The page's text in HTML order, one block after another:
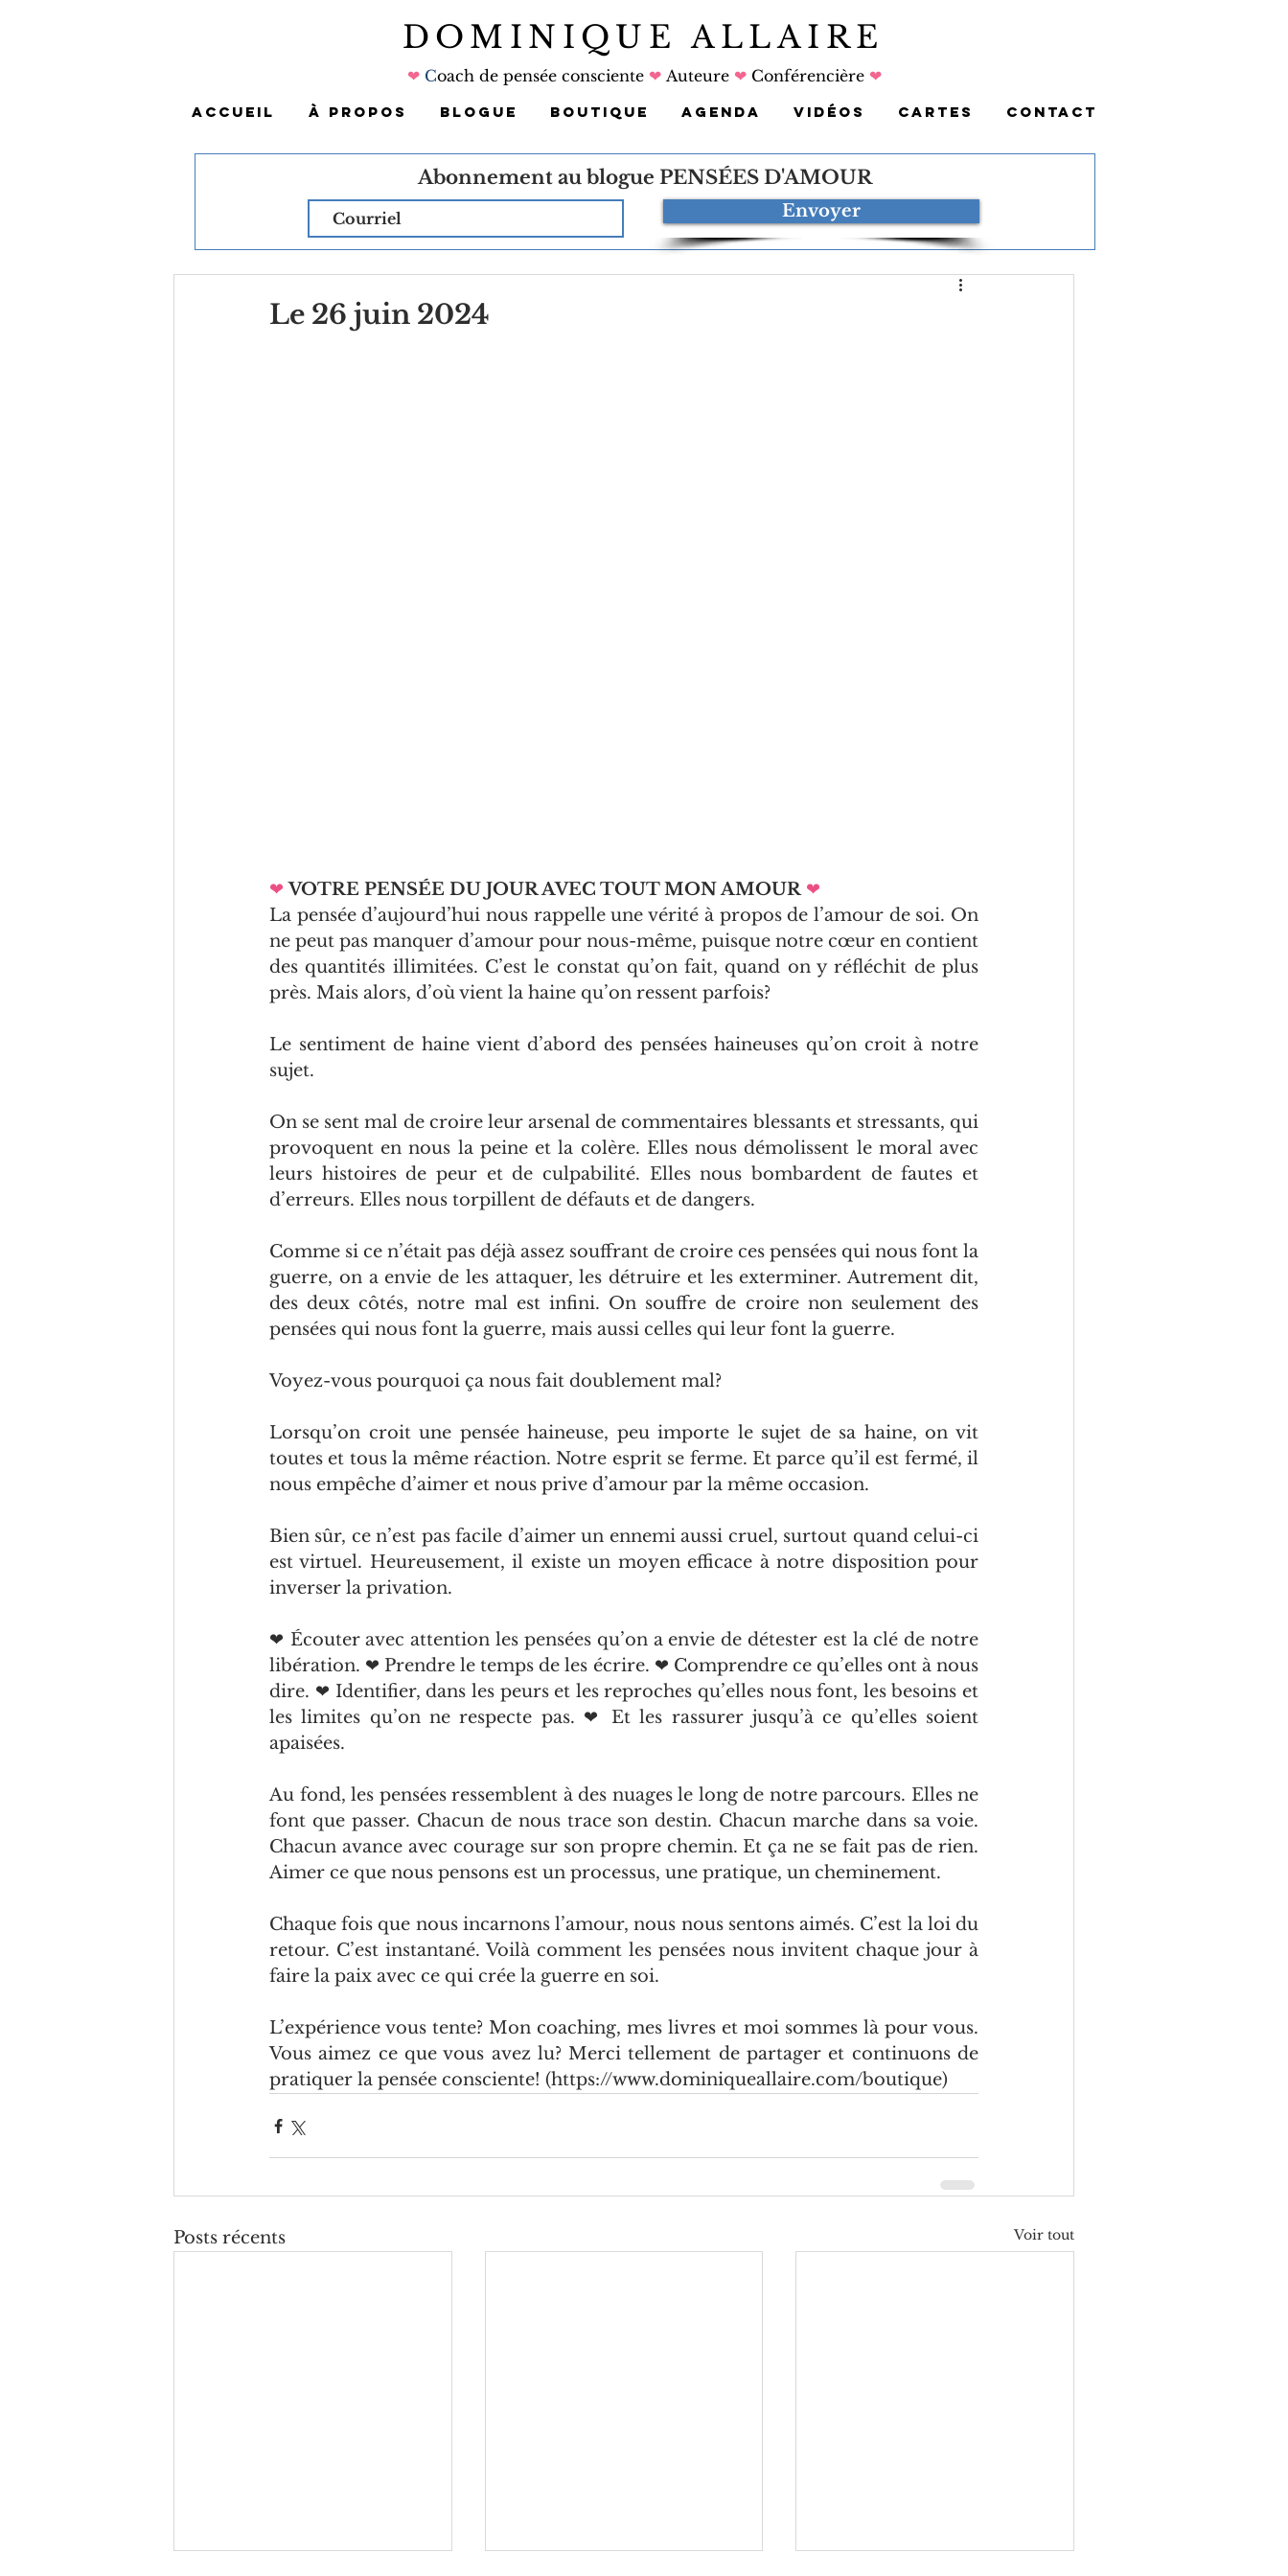
DOMINIQUE ALLAIRE
❤Coach de pensée consciente ❤Auteure ❤Conférencière ❤
ACCUEIL À PROPOS BLOGUE BOUTIQUE AGENDA VIDÉOS CARTES CONTACT
Abonnement au blogue PENSÉES D'AMOUR
Envoyer
Le 26 juin 2024
❤ VOTRE PENSÉE DU JOUR AVEC TOUT MON AMOUR ❤
La pensée d’aujourd’hui nous rappelle une vérité à propos de l’amour de soi. On
ne peut pas manquer d’amour pour nous-même, puisque notre cœur en contient
des quantités illimitées. C’est le constat qu’on fait, quand on y réfléchit de plus
près. Mais alors, d’où vient la haine qu’on ressent parfois?
Le sentiment de haine vient d’abord des pensées haineuses qu’on croit à notre
sujet.
On se sent mal de croire leur arsenal de commentaires blessants et stressants, qui
provoquent en nous la peine et la colère. Elles nous démolissent le moral avec
leurs histoires de peur et de culpabilité. Elles nous bombardent de fautes et
d’erreurs. Elles nous torpillent de défauts et de dangers.
Comme si ce n’était pas déjà assez souffrant de croire ces pensées qui nous font la
guerre, on a envie de les attaquer, les détruire et les exterminer. Autrement dit,
des deux côtés, notre mal est infini. On souffre de croire non seulement des
pensées qui nous font la guerre, mais aussi celles qui leur font la guerre.
Voyez-vous pourquoi ça nous fait doublement mal?
Lorsqu’on croit une pensée haineuse, peu importe le sujet de sa haine, on vit
toutes et tous la même réaction. Notre esprit se ferme. Et parce qu’il est fermé, il
nous empêche d’aimer et nous prive d’amour par la même occasion.
Bien sûr, ce n’est pas facile d’aimer un ennemi aussi cruel, surtout quand celui-ci
est virtuel. Heureusement, il existe un moyen efficace à notre disposition pour
inverser la privation.
❤ Écouter avec attention les pensées qu’on a envie de détester est la clé de notre
libération. ❤ Prendre le temps de les écrire. ❤ Comprendre ce qu’elles ont à nous
dire. ❤ Identifier, dans les peurs et les reproches qu’elles nous font, les besoins et
les limites qu’on ne respecte pas. ❤ Et les rassurer jusqu’à ce qu’elles soient
apaisées.
Au fond, les pensées ressemblent à des nuages le long de notre parcours. Elles ne
font que passer. Chacun de nous trace son destin. Chacun marche dans sa voie.
Chacun avance avec courage sur son propre chemin. Et ça ne se fait pas de rien.
Aimer ce que nous pensons est un processus, une pratique, un cheminement.
Chaque fois que nous incarnons l’amour, nous nous sentons aimés. C’est la loi du
retour. C’est instantané. Voilà comment les pensées nous invitent chaque jour à
faire la paix avec ce qui crée la guerre en soi.
L’expérience vous tente? Mon coaching, mes livres et moi sommes là pour vous.
Vous aimez ce que vous avez lu? Merci tellement de partager et continuons de
pratiquer la pensée consciente! (https://www.dominiqueallaire.com/boutique)
Posts récents Voir tout